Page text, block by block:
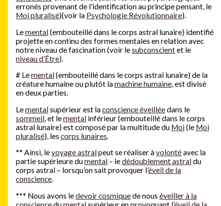
erronés provenant de l’identification au principe pensant, le
Moi pluralisé)(voir la Psychologie Révolutionnaire).
Lemental(embouteillé dans le corps astral lunaire) identifié
projette en continu des formes mentales en relation avec
notre niveau de fascination (voir lesubconscientet le
niveau d’Être).
# Lemental(embouteillé dans le corps astral lunaire) de la
créature humaine ou plutôt lamachine humaine, est divisé
en deux parties.
Lementalsupérieur est laconscience éveilléedans le
sommeil, et lementalinférieur (embouteillé dans le corps
astral lunaire) est composé par la multitude du Moi(le Moi
pluralisé), les corps lunaires.
** Ainsi, levoyage astralpeut se réaliser àvolontéavec la
partie supérieure dumental– ledédoublement astraldu
corps astral – lorsqu’on sait provoquer l’éveil de la
conscience.
*** Nous avons ledevoir cosmiquede nous éveiller à la